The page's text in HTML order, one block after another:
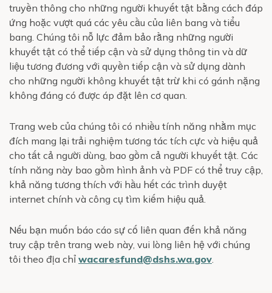
truyền thông cho những người khuyết tật bằng cách đáp
ứng hoặc vượt quá các yêu cầu của liên bang và tiểu
bang. Chúng tôi nỗ lực đảm bảo rằng những người
khuyết tật có thể tiếp cận và sử dụng thông tin và dữ
liệu tương đương với quyền tiếp cận và sử dụng dành
cho những người không khuyết tật trừ khi có gánh nặng
không đáng có được áp đặt lên cơ quan.
Trang web của chúng tôi có nhiều tính năng nhằm mục
đích mang lại trải nghiệm tương tác tích cực và hiệu quả
cho tất cả người dùng, bao gồm cả người khuyết tật. Các
tính năng này bao gồm hình ảnh và PDF có thể truy cập,
khả năng tương thích với hầu hết các trình duyệt
internet chính và công cụ tìm kiếm hiệu quả.
Nếu bạn muốn báo cáo sự cố liên quan đến khả năng
truy cập trên trang web này, vui lòng liên hệ với chúng
tôi theo địa chỉ wacaresfund@dshs.wa.gov.